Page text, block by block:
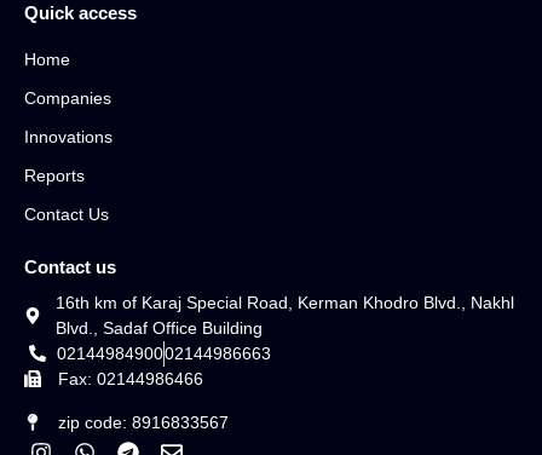
Quick access
Home
Companies
Innovations
Reports
Contact Us
Contact us
16th km of Karaj Special Road, Kerman Khodro Blvd., Nakhl
Blvd., Sadaf Office Building
0214498490002144986663
Fax: 02144986466
zip code: 8916833567